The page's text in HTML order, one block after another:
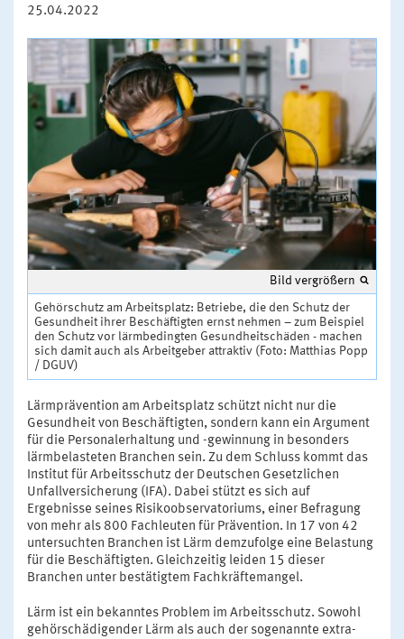
25.04.2022
Bild vergrößern
Gehörschutz am Arbeitsplatz: Betriebe, die den Schutz der
Gesundheit ihrer Beschäftigten ernst nehmen – zum Beispiel
den Schutz vor lärmbedingten Gesundheitschäden - machen
sich damit auch als Arbeitgeber attraktiv (Foto: Matthias Popp
/ DGUV)
Lärmprävention am Arbeitsplatz schützt nicht nur die
Gesundheit von Beschäftigten, sondern kann ein Argument
für die Personalerhaltung und -gewinnung in besonders
lärmbelasteten Branchen sein. Zu dem Schluss kommt das
Institut für Arbeitsschutz der Deutschen Gesetzlichen
Unfallversicherung (IFA). Dabei stützt es sich auf
Ergebnisse seines Risikoobservatoriums, einer Befragung
von mehr als 800 Fachleuten für Prävention. In 17 von 42
untersuchten Branchen ist Lärm demzufolge eine Belastung
für die Beschäftigten. Gleichzeitig leiden 15 dieser
Branchen unter bestätigtem Fachkräftemangel.
Lärm ist ein bekanntes Problem im Arbeitsschutz. Sowohl
gehörschädigender Lärm als auch der sogenannte extra-